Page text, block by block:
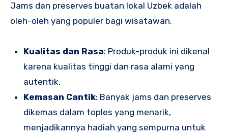
Jams dan preserves buatan lokal Uzbek adalah
oleh-oleh yang populer bagi wisatawan.
Kualitas dan Rasa: Produk-produk ini dikenal
karena kualitas tinggi dan rasa alami yang
autentik.
Kemasan Cantik: Banyak jams dan preserves
dikemas dalam toples yang menarik,
menjadikannya hadiah yang sempurna untuk